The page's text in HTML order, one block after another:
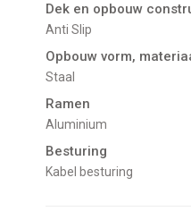
Dek en opbouw
Anti Slip
Opbouw vorm,
Staal
Ramen
Aluminium
Besturing
Kabel besturing